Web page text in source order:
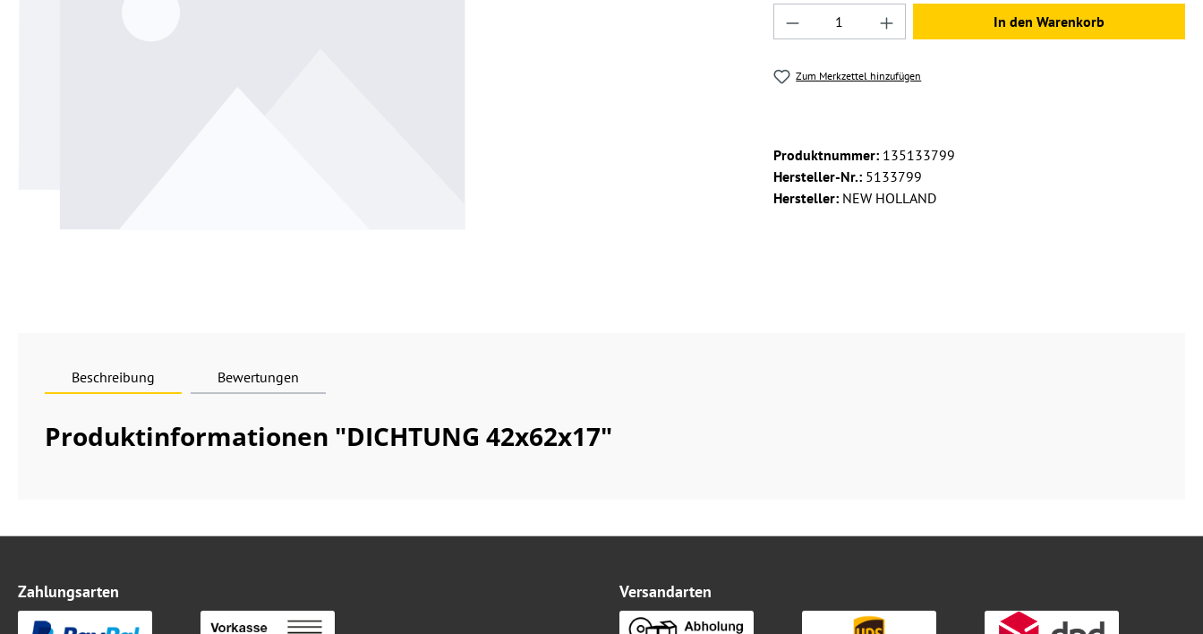
Produkt Anzahl: Gib den gewünschten Wert
In den Warenkorb
Zum Merkzettel hinzufügen
Produktnummer: 135133799
Hersteller-Nr.: 5133799
Hersteller: NEW HOLLAND
Beschreibung Bewertungen
Produktinformationen "DICHTUNG 42x62x17"
Zahlungsarten Versandarten